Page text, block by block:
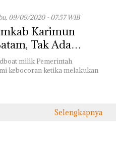
09/09/2020 - 07:57 WIB
Karimun
Tak Ada
milik Pemerintah
kebocoran ketika melakukan
Selengkapnya